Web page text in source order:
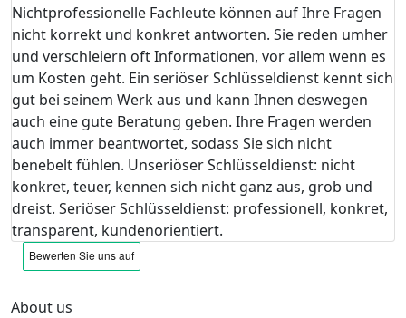
Nichtprofessionelle Fachleute können auf Ihre Fragen
nicht korrekt und konkret antworten. Sie reden umher
und verschleiern oft Informationen, vor allem wenn es
um Kosten geht. Ein seriöser Schlüsseldienst kennt sich
gut bei seinem Werk aus und kann Ihnen deswegen
auch eine gute Beratung geben. Ihre Fragen werden
auch immer beantwortet, sodass Sie sich nicht
benebelt fühlen. Unseriöser Schlüsseldienst: nicht
konkret, teuer, kennen sich nicht ganz aus, grob und
dreist. Seriöser Schlüsseldienst: professionell, konkret,
transparent, kundenorientiert.
About us